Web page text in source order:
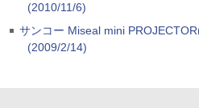
(2010/11/6)
サンコー Miseal mini
(2009/2/14)